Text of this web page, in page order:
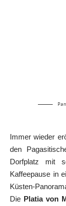
Immer wieder
den
Dorfplatz mit
Kaffeepause in
Küsten-
Die Platia von